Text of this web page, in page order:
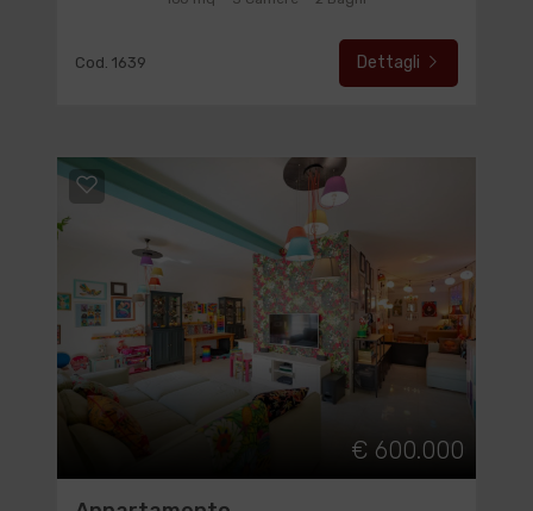
Cod. 1639 Dettagli
€ 600.000